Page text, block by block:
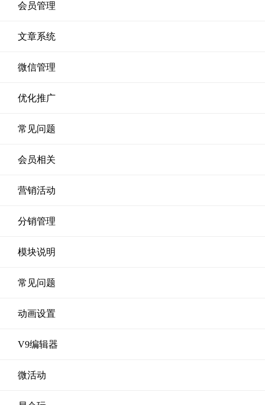
会员管理
文章系统
微信管理
优化推广
常见问题
会员相关
营销活动
分销管理
模块说明
常见问题
动画设置
V9编辑器
微活动